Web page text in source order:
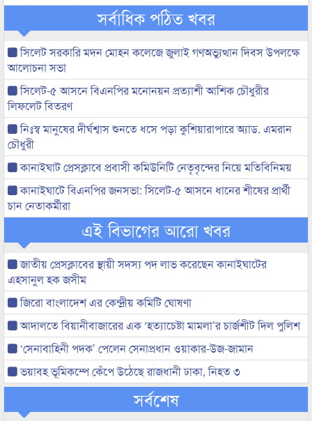
সর্বাধিক পঠিত খবর
সিলেট সরকারি মদন মোহন কলেজে জুলাই গণঅভ্যুত্থান দিবস উপলক্ষে
আলোচনা সভা
সিলেট-৫ আসনে বিএনপির মনোনয়ন প্রত্যাশী আশিক চৌধুরীর
লিফলেট বিতরণ
নিঃস্ব মানুষের দীর্ঘশ্বাস শুনতে ধসে পড়া কুশিয়ারাপারে অ্যাড. এমরান
চৌধুরী
কানাইঘাট প্রেসক্লাবে প্রবাসী কমিউনিটি নেতৃবৃন্দের নিয়ে মতিবিনিময়
কানাইঘাটে বিএনপির জনসভা: সিলেট-৫ আসনে ধানের শীষের প্রার্থী
চান নেতাকর্মীরা
এই বিভাগের আরো খবর
জাতীয় প্রেসক্লাবের স্থায়ী সদস্য পদ লাভ করেছেন কানাইঘাটের
এহসানুল হক জসীম
জিরো বাংলাদেশ এর কেন্দ্রীয় কমিটি ঘোষণা
আদালতে বিয়ানীবাজারের এক ‘হত্যাচেষ্টা মামলা’র চার্জশীট দিল পুলিশ
‘সেনাবাহিনী পদক’ পেলেন সেনাপ্রধান ওয়াকার-উজ-জামান
ভয়াবহ ভূমিকম্পে কেঁপে উঠেছে রাজধানী ঢাকা, নিহত ৩
সর্বশেষ